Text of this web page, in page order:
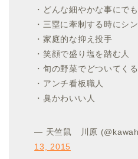
・どんな細やかな事にで
・三塁に牽制する時にシ
・家庭的な抑え投手
・笑顔で盛り塩を踏む人
・旬の野菜でどついてく
・アンチ看板職人
・臭かわいい人
— 天竺鼠 川原
13, 2015